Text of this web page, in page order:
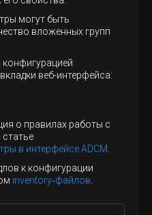
могут быть
вложенных групп
веб-интерфейса:
о правилах работы с
в интерфейсе ADCM
к конфигурации
inventory‑файлов